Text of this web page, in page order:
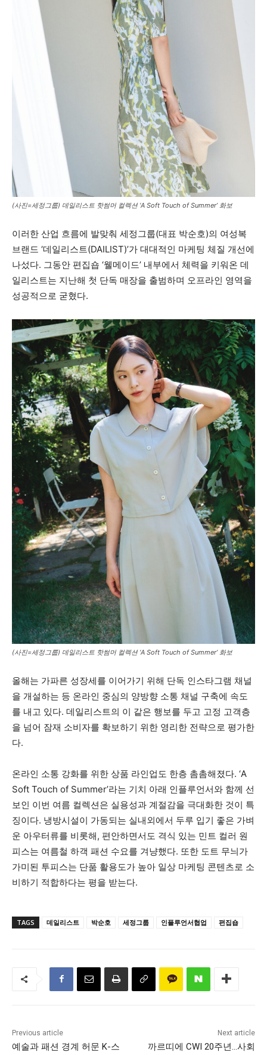
(사진=세정그룹) 데일리스트 핫썸머 컬렉션 ‘A Soft Touch of Summer’ 화보
이러한 산업 흐름에 발맞춰 세정그룹(대표 박순호)의 여성복
브랜드 ‘데일리스트(DAILIST)’가 대대적인 마케팅 체질 개선에
나섰다. 그동안 편집숍 ‘웰메이드’ 내부에서 체력을 키워온 데
일리스트는 지난해 첫 단독 매장을 출범하며 오프라인 영역을
성공적으로 굳혔다.
(사진=세정그룹) 데일리스트 핫썸머 컬렉션 ‘A Soft Touch of Summer’ 화보
올해는 가파른 성장세를 이어가기 위해 단독 인스타그램 채널
을 개설하는 등 온라인 중심의 양방향 소통 채널 구축에 속도
를 내고 있다. 데일리스트의 이 같은 행보를 두고 고정 고객층
을 넘어 잠재 소비자를 확보하기 위한 영리한 전략으로 평가한
다.
온라인 소통 강화를 위한 상품 라인업도 한층 촘촘해졌다. ‘A
Soft Touch of Summer’라는 기치 아래 인플루언서와 함께 선
보인 이번 여름 컬렉션은 실용성과 계절감을 극대화한 것이 특
징이다. 냉방시설이 가동되는 실내외에서 두루 입기 좋은 가벼
운 아우터류를 비롯해, 편안하면서도 격식 있는 민트 컬러 원
피스는 여름철 하객 패션 수요를 겨냥했다. 또한 도트 무늬가
가미된 투피스는 단품 활용도가 높아 일상 마케팅 콘텐츠로 소
비하기 적합하다는 평을 받는다.
TAGS 데일리스트 박순호 세정그룹 인플루언서협업 편집숍
Previous article
예술과 패션 경계 허문 K-스
Next article
까르띠에 CWI 20주년…사회